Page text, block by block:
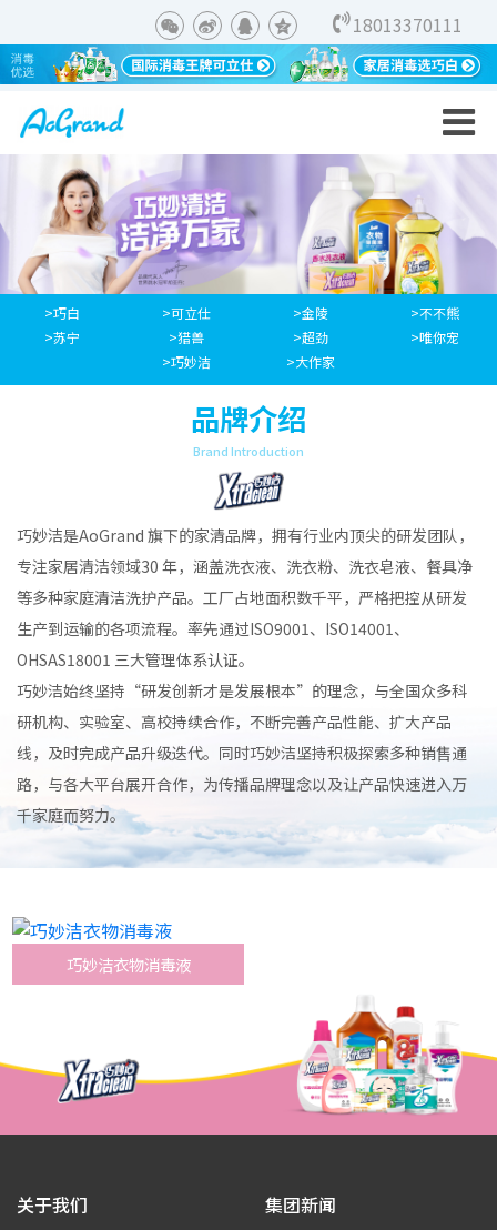
18013370111
>巧白 >可立仕 >金陵
>不不熊
>苏宁
>猎兽 >超劲
>唯你宠
>巧妙洁
>大作家
品牌介绍
Brand Introduction
巧妙洁是AoGrand 旗下的家清品牌，拥有行业内顶尖的研发团队，
专注家居清洁领域30 年，涵盖洗衣液、洗衣粉、洗衣皂液、餐具净
等多种家庭清洁洗护产品。工厂占地面积数千平，严格把控从研发
生产到运输的各项流程。率先通过ISO9001、ISO14001、
OHSAS18001 三大管理体系认证。
巧妙洁始终坚持“研发创新才是发展根本”的理念，与全国众多科
研机构、实验室、高校持续合作，不断完善产品性能、扩大产品
线，及时完成产品升级迭代。同时巧妙洁坚持积极探索多种销售通
路，与各大平台展开合作，为传播品牌理念以及让产品快速进入万
千家庭而努力。
巧妙洁衣物消毒液
关于我们 集团新闻